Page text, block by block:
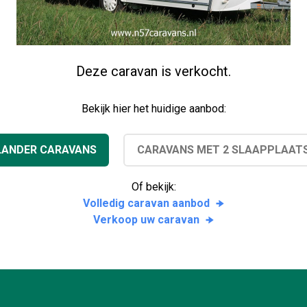
Deze caravan is verkocht.
Bekijk hier het huidige aanbod:
CARAVANS CARAVANS MET 2
Of bekijk:
Volledig caravan aanbod
Verkoop uw caravan